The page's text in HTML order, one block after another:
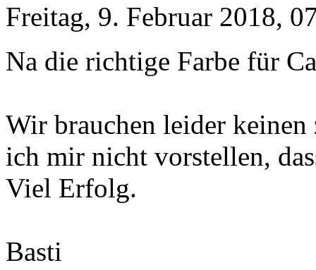
Freitag, 9. Februar 2018,
Na die richtige Farbe für
Wir brauchen leider keinen
ich mir nicht vorstellen,
Viel Erfolg.
Basti